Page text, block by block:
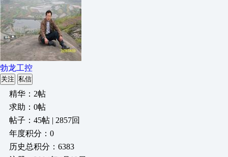
勃龙工控
关注 私信
精华：2帖
求助：0帖
帖子：45帖 | 2857回
年度积分：0
历史总积分：6383